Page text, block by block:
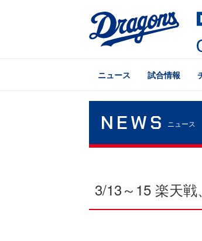
ニュース 試合情報
NEWS ニュース
3/13～15 楽天